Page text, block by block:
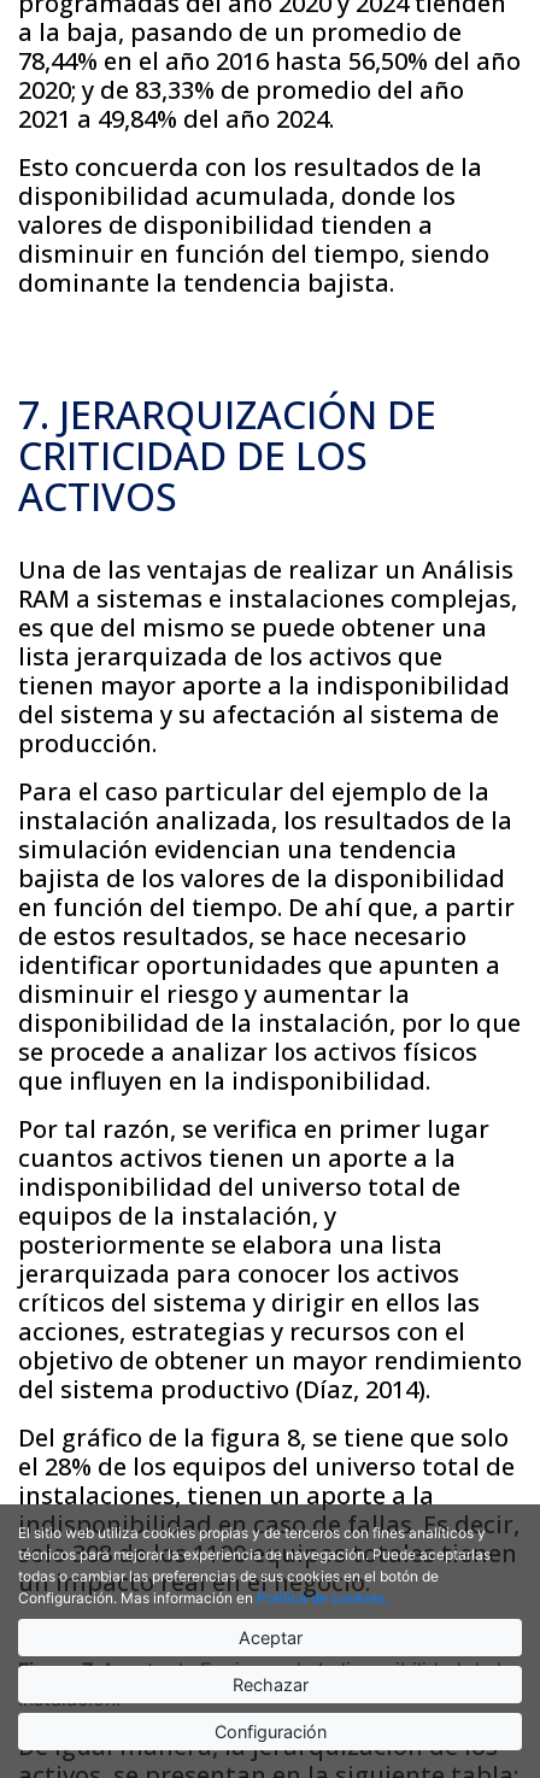
a la baja, pasando de un promedio de
78,44% en el año 2016 hasta 56,50% del año
2020; y de 83,33% de promedio del año
2021 a 49,84% del año 2024.
Esto concuerda con los resultados de la
disponibilidad acumulada, donde los
valores de disponibilidad tienden a
disminuir en función del tiempo, siendo
dominante la tendencia bajista.
7. JERARQUIZACIÓN DE
CRITICIDAD DE LOS
ACTIVOS
Una de las ventajas de realizar un Análisis
RAM a sistemas e instalaciones complejas,
es que del mismo se puede obtener una
lista jerarquizada de los activos que
tienen mayor aporte a la indisponibilidad
del sistema y su afectación al sistema de
producción.
Para el caso particular del ejemplo de la
instalación analizada, los resultados de la
simulación evidencian una tendencia
bajista de los valores de la disponibilidad
en función del tiempo. De ahí que, a partir
de estos resultados, se hace necesario
identificar oportunidades que apunten a
disminuir el riesgo y aumentar la
disponibilidad de la instalación, por lo que
se procede a analizar los activos físicos
que influyen en la indisponibilidad.
Por tal razón, se verifica en primer lugar
cuantos activos tienen un aporte a la
indisponibilidad del universo total de
equipos de la instalación, y
posteriormente se elabora una lista
jerarquizada para conocer los activos
críticos del sistema y dirigir en ellos las
acciones, estrategias y recursos con el
objetivo de obtener un mayor rendimiento
del sistema productivo (Díaz, 2014).
Del gráfico de la figura 8, se tiene que solo
el 28% de los equipos del universo total de
instalaciones, tienen un aporte a la
indisponibilidad en caso de fallas. Es decir,
solo 308 de los 1100 equipos totales tienen
un impacto real en el negocio.
Figura 7.Aporte de Equipos a la Indisponibilidad de la
Instalación.
De igual manera, la jerarquización de los
El sitio web utiliza cookies propias y de terceros con fines analíticos y
técnicos para mejorar la experiencia de navegación. Puede aceptarlas
todas o cambiar las preferencias de sus cookies en el botón de
Configuración. Mas información en Política de cookies.
Aceptar
Rechazar
Configuración